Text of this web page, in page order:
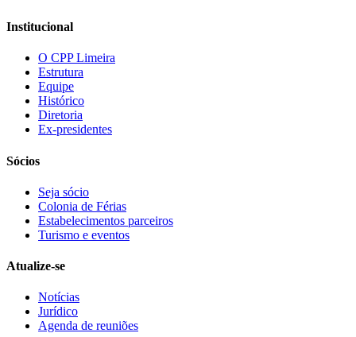
Institucional
O CPP Limeira
Estrutura
Equipe
Histórico
Diretoria
Ex-presidentes
Sócios
Seja sócio
Colonia de Férias
Estabelecimentos parceiros
Turismo e eventos
Atualize-se
Notícias
Jurídico
Agenda de reuniões